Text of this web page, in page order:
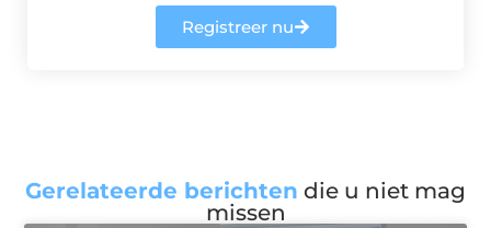
Registreer nu
Gerelateerde berichten die u niet mag
missen